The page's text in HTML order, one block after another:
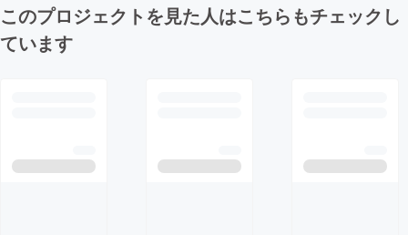
このプロジェクトを見た人はこちらもチェックし
ています